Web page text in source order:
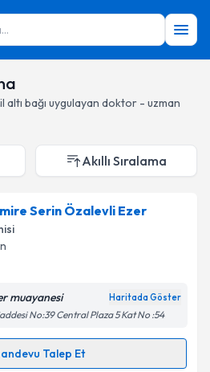
altı bağı uygulayan doktor - uzman
Akıllı Sıralama
Serin Özalevli Ezer
muayanesi Haritada Göster
No:39 Central Plaza 5 Kat No :54
Talep Et
Talebi